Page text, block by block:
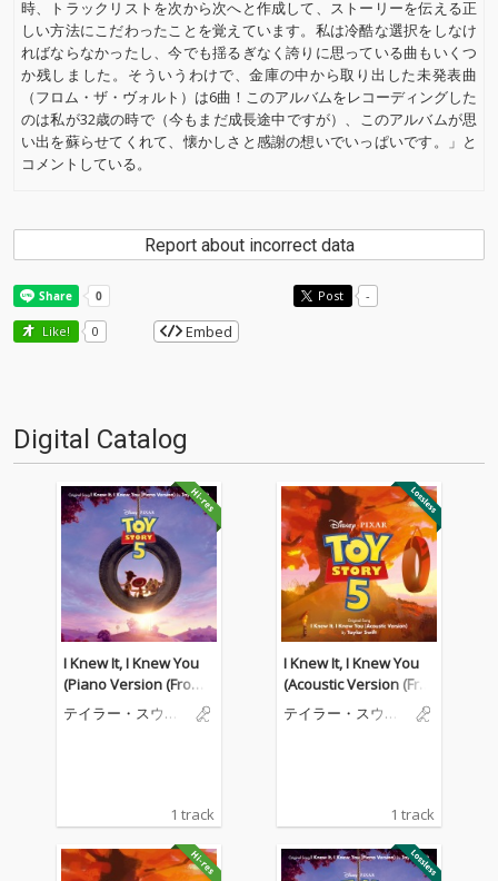
時、トラックリストを次から次へと作成して、ストーリーを伝える正
しい方法にこだわったことを覚えています。私は冷酷な選択をしなけ
ればならなかったし、今でも揺るぎなく誇りに思っている曲もいくつ
か残しました。そういうわけで、金庫の中から取り出した未発表曲
（フロム・ザ・ヴォルト）は6曲！このアルバムをレコーディングした
のは私が32歳の時で（今もまだ成長途中ですが）、このアルバムが思
い出を蘇らせてくれて、懐かしさと感謝の想いでいっぱいです。」と
コメントしている。
Report about incorrect data
Post -
Like! 0 Embed
Digital Catalog
I Knew It, I Knew You
(Piano Version (From
"Toy Story 5"))
テイラー・スウィ
1 track
I Knew It, I Knew You
(Acoustic Version (Fro
m "Toy Story 5"))
テイラー・スウィ
1 track